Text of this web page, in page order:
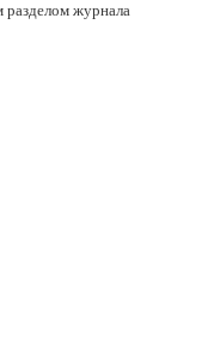
разделом журнала